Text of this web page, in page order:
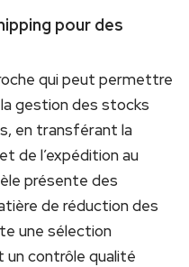
pour des
qui peut permettre
gestion des stocks
en transférant la
de l’expédition au
présente des
de réduction des
une sélection
un contrôle qualité